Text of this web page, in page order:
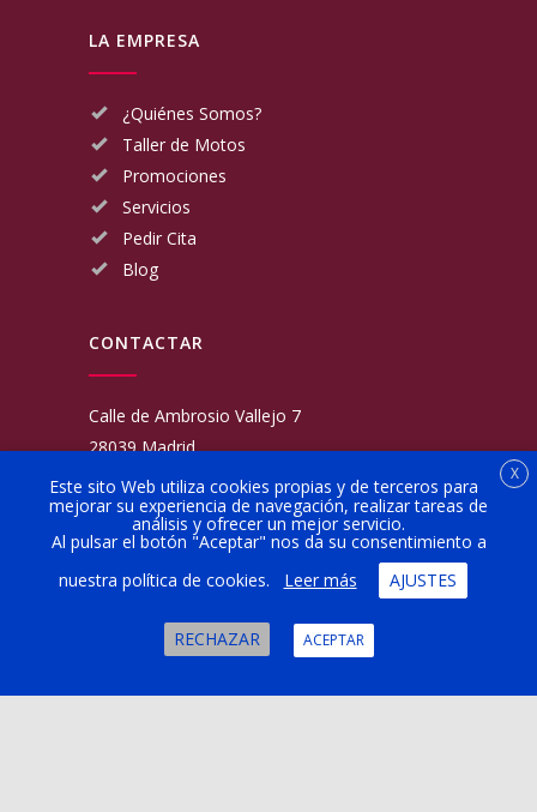
LA EMPRESA
¿Quiénes Somos?
Taller de Motos
Promociones
Servicios
Pedir Cita
Blog
CONTACTAR
Calle de Ambrosio Vallejo 7
28039 Madrid
Fijo:
913 117 462
Movil:
676 566 970
administracion@talleresgarciamartinezehijos.com
Lun a Vier:
9:00 a 14:00
16:00 a 20:00
X
Este sito Web utiliza cookies propias y de terceros para
mejorar su experiencia de navegación, realizar tareas de
análisis y ofrecer un mejor servicio.
Al pulsar el botón "Aceptar" nos da su consentimiento a
nuestra política de cookies.
Leer más AJUSTES
RECHAZAR ACEPTAR